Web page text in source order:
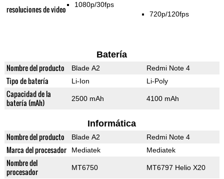
resoluciones de video 1080p/30fps
720p/120fps
Batería
Nombre del producto Blade A2 Redmi Note 4
Tipo de batería Li-Ion Li-Poly
Capacidad de la
batería (mAh)
2500 mAh 4100 mAh
Informática
Nombre del producto Blade A2 Redmi Note 4
Marca del procesador Mediatek Mediatek
Nombre del
procesador
MT6750 MT6797 Helio X20